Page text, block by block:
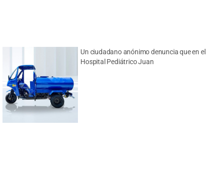
Un ciudadano anónimo denuncia que en el
Hospital Pediátrico Juan